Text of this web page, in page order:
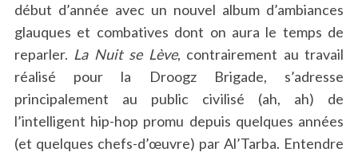
début d’année avec un nouvel album d’ambiances
glauques et combatives dont on aura le temps de
reparler. La Nuit se Lève, contrairement au travail
réalisé pour la Droogz Brigade, s’adresse
principalement au public civilisé (ah, ah) de
l’intelligent hip-hop promu depuis quelques années
(et quelques chefs-d’œuvre) par Al’Tarba. Entendre